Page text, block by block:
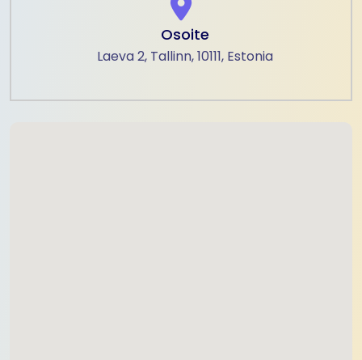
Osoite
Laeva 2, Tallinn, 10111, Estonia